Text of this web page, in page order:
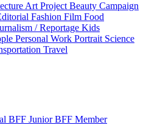
Art Project Beauty Campaign
Fashion Film Food
/ Reportage Kids
Personal Work Portrait Science
Travel
BFF JuniorBFF Member